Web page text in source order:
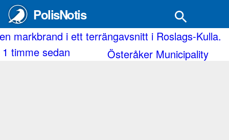
PolisNotis
Husbil med punktering.
2 timmar sedan
Malmö